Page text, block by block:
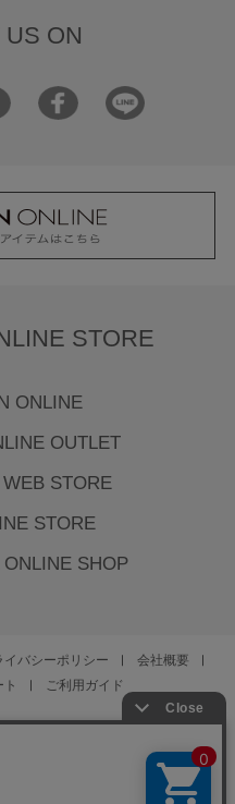
US ON
STORE
ONLINE
OUTLET
STORE
STORE
SHOP
イバシーポリシー
会社概要
ト ご利用ガイド
RESERVED.